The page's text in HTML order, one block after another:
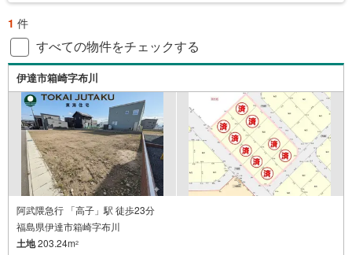
1 件
すべての物件をチェックする
伊達市箱崎字布川
阿武隈急行 「高子」駅 徒歩23分
福島県伊達市箱崎字布川
土地203.24m2